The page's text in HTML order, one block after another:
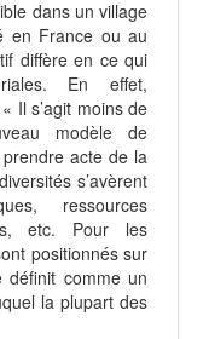
dans un village
en France ou au
diffère en ce qui
En effet,
Il s’agit moins de
modèle de
acte de la
s’avèrent
ressources
etc. Pour les
positionnés sur
définit comme un
la plupart des